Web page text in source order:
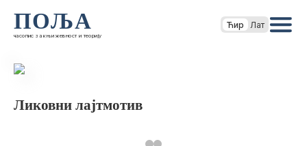
ПОЉА
часопис за књижевност и теорију
Ћир Лат
Ликовни лајтмотив